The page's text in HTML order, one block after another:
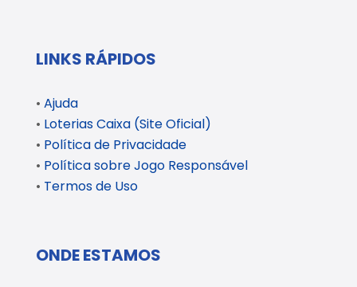
LINKS RÁPIDOS
• Ajuda
• Loterias Caixa (Site Oficial)
• Política de Privacidade
• Política sobre Jogo Responsável
• Termos de Uso
ONDE ESTAMOS